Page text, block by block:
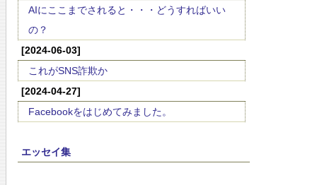
AIにここまでされると・・・どうすればいい
の？
[2024-06-03]
これがSNS詐欺か
[2024-04-27]
Facebookをはじめてみました。
エッセイ集